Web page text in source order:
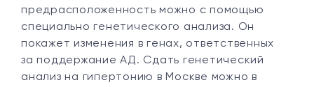
предрасположенность можно с помощью
специально генетического анализа. Он
покажет изменения в генах, ответственных
за поддержание АД. Сдать генетический
анализ на гипертонию в Москве можно в